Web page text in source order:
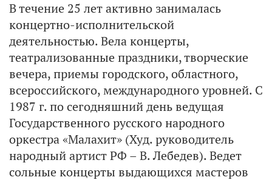
В течение 25 лет активно занималась
концертно-исполнительской
деятельностью. Вела концерты,
театрализованные праздники, творческие
вечера, приемы городского, областного,
всероссийского, международного уровней. С
1987 г. по сегодняшний день ведущая
Государственного русского народного
оркестра «Малахит» (Худ. руководитель
народный артист РФ – В. Лебедев). Ведет
сольные концерты выдающихся мастеров